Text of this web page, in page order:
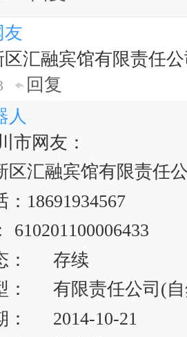
友
汇融宾馆有限责任
回复
人
市网友：
区汇融宾馆有限责任
18691934567
610201100006433
存续
有限责任公司(
2014-10-21